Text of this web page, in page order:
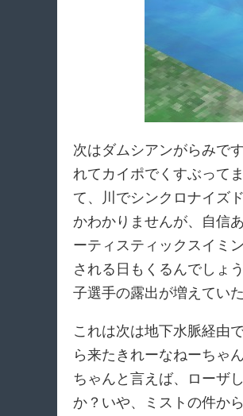
次はダムシアンがらみで
れてカイポでくすぶって
て、川でシンクロナイズ
かわかりませんが、自信
ーティスティックスイミ
される日もくるんでしょ
子選手の露出が増えてい
これは次は地下水脈経由
ら来たきれーなねーちゃ
ちゃんと言えば、ローザ
か？いや、ミストの件か